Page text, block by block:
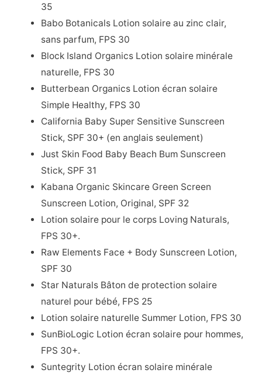
35
Babo Botanicals Lotion solaire au zinc clair,
sans parfum, FPS 30
Block Island Organics Lotion solaire minérale
naturelle, FPS 30
Butterbean Organics Lotion écran solaire
Simple Healthy, FPS 30
California Baby Super Sensitive Sunscreen
Stick, SPF 30+ (en anglais seulement)
Just Skin Food Baby Beach Bum Sunscreen
Stick, SPF 31
Kabana Organic Skincare Green Screen
Sunscreen Lotion, Original, SPF 32
Lotion solaire pour le corps Loving Naturals,
FPS 30+.
Raw Elements Face + Body Sunscreen Lotion,
SPF 30
Star Naturals Bâton de protection solaire
naturel pour bébé, FPS 25
Lotion solaire naturelle Summer Lotion, FPS 30
SunBioLogic Lotion écran solaire pour hommes,
FPS 30+.
Suntegrity Lotion écran solaire minérale